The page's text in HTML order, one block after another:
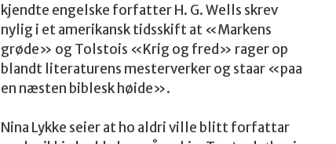
kjendte engelske forfatter H. G. Wells skrev
nylig i et amerikansk tidsskift at «Markens
grøde» og Tolstois «Krig og fred» rager op
blandt literaturens mesterverker og staar «paa
en næsten biblesk høide».
Nina Lykke seier at ho aldri ville blitt forfattar